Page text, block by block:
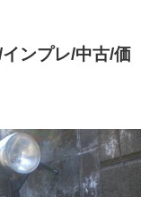
ンプレ/中古/価